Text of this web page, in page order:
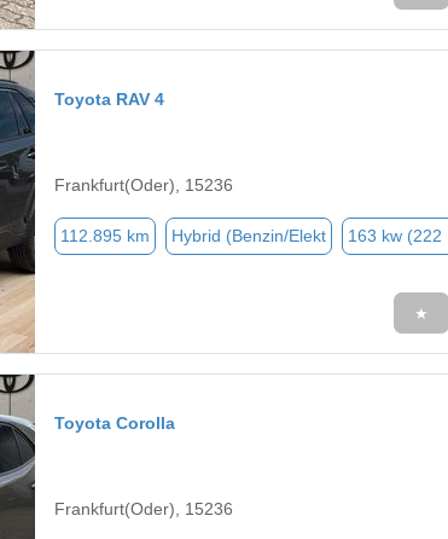
Toyota RAV 4
Frankfurt(Oder), 15236
112.895 km Hybrid (Benzin/Elekt 163 kw (222
★
Toyota Corolla
Frankfurt(Oder), 15236